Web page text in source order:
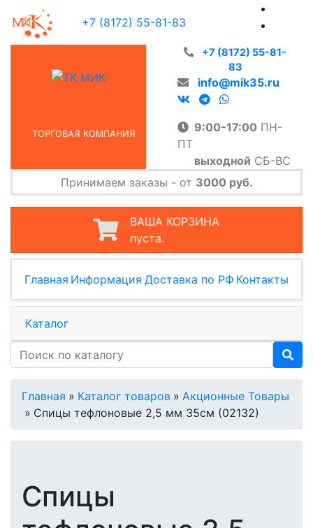
+7 (8172) 55-81-83
ТОРГОВАЯ КОМПАНИЯ
Принимаем заказы - от 3000 руб.
+7 (8172) 55-81-
83
info@mik35.ru
9:00-17:00 ПН-
ПТ
выходной СБ-ВС
ВАША КОРЗИНА
пуста.
Главная Информация Доставка по РФ Контакты
Каталог
Главная » Каталог товаров » Акционные Товары
» Спицы тефлоновые 2,5 мм 35см (02132)
Спицы